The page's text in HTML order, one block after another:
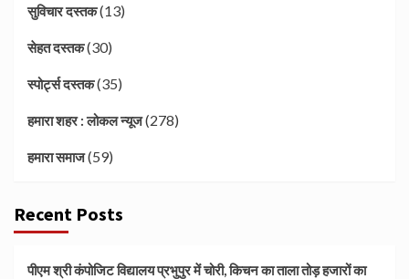
सुविचार दस्तक(13)
सेहत दस्तक(30)
स्पोर्ट्स दस्तक(35)
हमारा शहर : लोकल न्यूज(278)
हमारा समाज(59)
Recent Posts
पीएम श्री कंपोजिट विद्यालय प्रभुपुर में चोरी, किचन का ताला तोड़ हजारों का